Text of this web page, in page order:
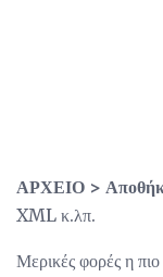
ΑΡΧΕΙΟ >
XML κ.λπ.
Μερικές φορές η